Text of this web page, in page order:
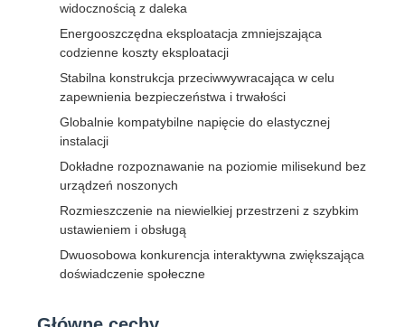
widocznością z daleka
Energooszczędna eksploatacja zmniejszająca
codzienne koszty eksploatacji
Stabilna konstrukcja przeciwwywracająca w celu
zapewnienia bezpieczeństwa i trwałości
Globalnie kompatybilne napięcie do elastycznej
instalacji
Dokładne rozpoznawanie na poziomie milisekund bez
urządzeń noszonych
Rozmieszczenie na niewielkiej przestrzeni z szybkim
ustawieniem i obsługą
Dwuosobowa konkurencja interaktywna zwiększająca
doświadczenie społeczne